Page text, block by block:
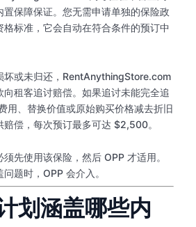
置保障保证。您无需申请单独的保险政
标准，它会自动在符合条件的预订中
坏或未归还，RentAnythingStore.com
租客追讨赔偿。如果追讨未能完全追
用、替换价值或原始购买价格减去折旧
赔偿，每次预订最多可达 $2,500。
先使用该保险，然后 OPP 才适用。
题时，OPP 会介入。
划涵盖哪些内